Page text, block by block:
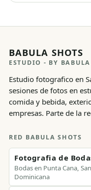
BABULA SHOTS
ESTUDIO - BY
Estudio fotografico en
sesiones de fotos en
comida y bebida,
empresas. Parte de la
RED BABULA SHOTS
Fotografia de
Bodas en Punta Cana,
Dominicana